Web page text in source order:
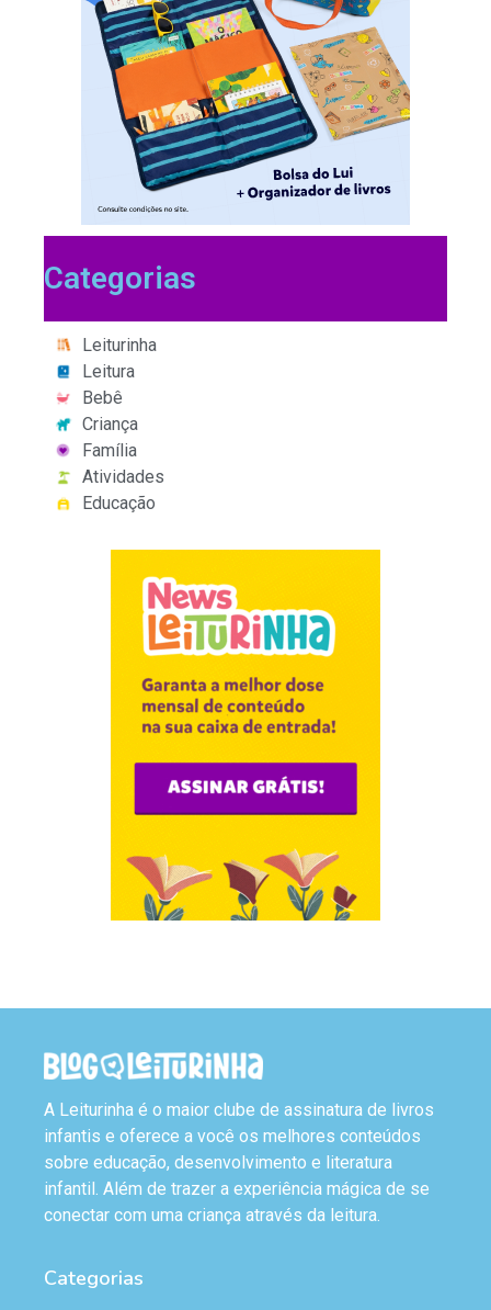
Categorias
Leiturinha
Leitura
Bebê
Criança
Família
Atividades
Educação
A Leiturinha é o maior clube de assinatura de livros
infantis e oferece a você os melhores conteúdos
sobre educação, desenvolvimento e literatura
infantil. Além de trazer a experiência mágica de se
conectar com uma criança através da leitura.
Categorias